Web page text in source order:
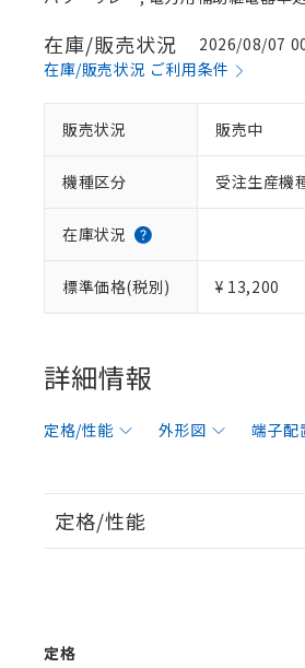
在庫/販売状況
2026/08/07
在庫/販売状況 ご利用条件
販売状況 販売中
機種区分 受注生産機
在庫状況
標準価格(税別) ¥ 13,200
詳細情報
定格/性能 外形図 端子配
定格/性能
定格